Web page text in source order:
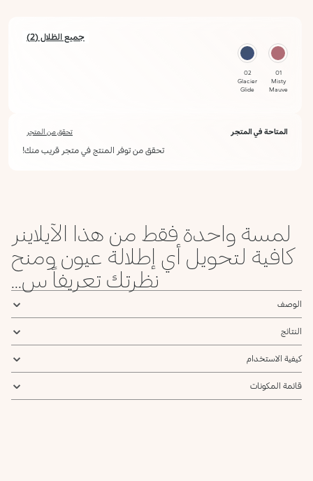
جميع الظلال (2)
01
Misty
Mauve
02
Glacier
Glide
المتاحة في المتجر تحقق من المتجر
تحقق من توفر المنتج في متجر قريب منك!
لمسة واحدة فقط من هذا الآيلاينر
كافية لتحويل أي إطلالة عيون ومنح
نظرتك تعريفاً س...
الوصف
النتائج
كيفية الاستخدام
قائمة المكونات